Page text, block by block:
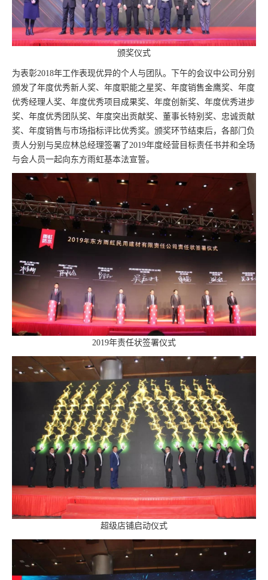
颁奖仪式
为表彰2018年工作表现优异的个人与团队。下午的会议中公司分别
颁发了年度优秀新人奖、年度职能之星奖、年度销售金鹰奖、年度
优秀经理人奖、年度优秀项目成果奖、年度创新奖、年度优秀进步
奖、年度优秀团队奖、年度突出贡献奖、董事长特别奖、忠诚贡献
奖、年度销售与市场指标评比优秀奖。颁奖环节结束后，各部门负
责人分别与吴应林总经理签署了2019年度经营目标责任书并和全场
与会人员一起向东方雨虹基本法宣誓。
2019年责任状签署仪式
超级店铺启动仪式